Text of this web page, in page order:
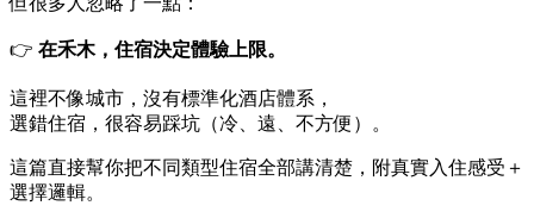
👉 在禾木，住宿決定體驗上限。
這裡不像城市，沒有標準化酒店體系，
選錯住宿，很容易踩坑（冷、遠、不方便）。
這篇直接幫你把不同類型住宿全部講清楚，附真實入住感受＋
選擇邏輯。